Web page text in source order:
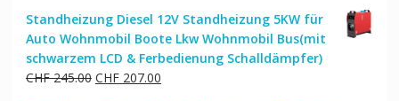
Standheizung Diesel 12V Standheizung 5KW für
Auto Wohnmobil Boote Lkw Wohnmobil Bus(mit
schwarzem LCD & Ferbedienung Schalldämpfer)
CHF245.00 Ursprünglicher
CHF207.00Aktueller